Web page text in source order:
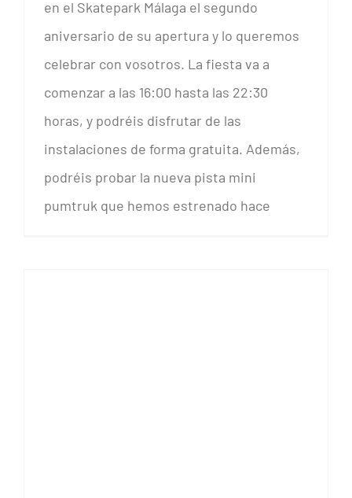
en el Skatepark Málaga el segundo
aniversario de su apertura y lo queremos
celebrar con vosotros. La fiesta va a
comenzar a las 16:00 hasta las 22:30
horas, y podréis disfrutar de las
instalaciones de forma gratuita. Además,
podréis probar la nueva pista mini
pumtruk que hemos estrenado hace